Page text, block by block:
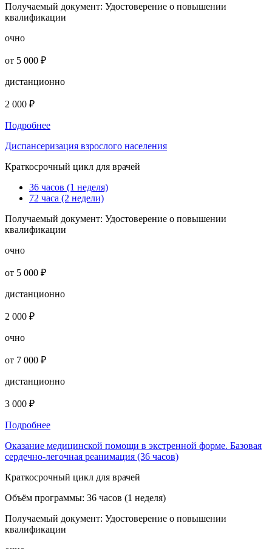
Получаемый документ: Удостоверение о повышении
квалификации
очно
от 5 000 ₽
дистанционно
2 000 ₽
Подробнее
Диспансеризация взрослого населения
Краткосрочный цикл для врачей
36 часов (1 неделя)
72 часа (2 недели)
Получаемый документ: Удостоверение о повышении
квалификации
очно
от 5 000 ₽
дистанционно
2 000 ₽
очно
от 7 000 ₽
дистанционно
3 000 ₽
Подробнее
Оказание медицинской помощи в экстренной форме. Базовая
сердечно-легочная реанимация (36 часов)
Краткосрочный цикл для врачей
Объём программы: 36 часов (1 неделя)
Получаемый документ: Удостоверение о повышении
квалификации